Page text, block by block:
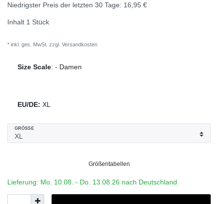
Niedrigster Preis der letzten 30 Tage: 16,95 €
Inhalt 1 Stück
* inkl. ges. MwSt. zzgl. Versandkosten
Size Scale: - Damen
EU/DE: XL
GRÖSSE
Größentabellen
Lieferung: Mo. 10.08. - Do. 13.08.26 nach Deutschland